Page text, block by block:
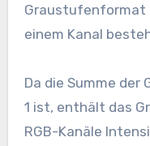
Graustufenformat
einem Kanal
Da die Summe der
1 ist, enthält das
RGB-Kanäle